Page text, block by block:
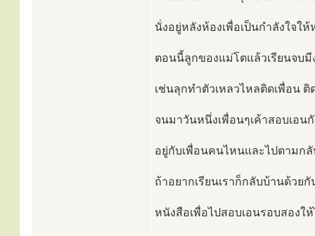
นั่งอยู่หลังห้องเพื่อเป็นกำลังใจใ
ตอนนี้ลูกของแม่โตแล้วเรียนจบ
เช่นลุกทำตัวเหลวไหลติดเพื่อน
จนมาวันหนึ่งเพื่อนๆเค้าสอบเอ
อยู่กับเพื่อนคนไหนและไปตามกลั
ถ้าอยากเรียนเราก็กลับบ้านด้วย
หนังสือเพื่อไปสอบเอนรอบสองใ